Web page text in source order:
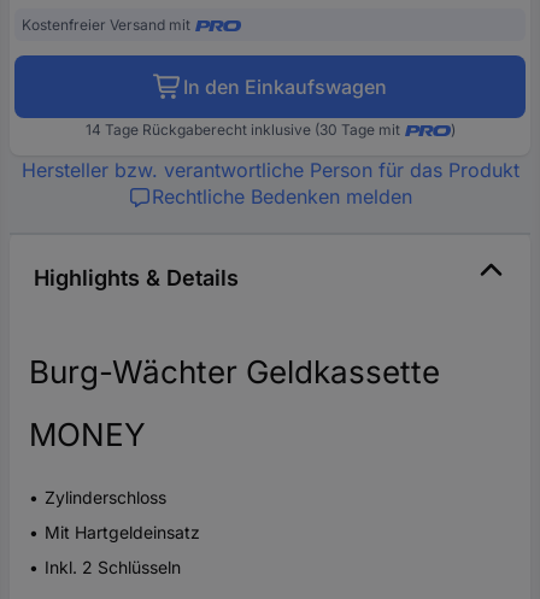
Kostenfreier Versand mit
In den Einkaufswagen
14 Tage Rückgaberecht inklusive (30 Tage mit )
Hersteller bzw. verantwortliche Person für das Produkt
Rechtliche Bedenken melden
Highlights & Details
Burg-Wächter Geldkassette
MONEY
Zylinderschloss
Mit Hartgeldeinsatz
Inkl. 2 Schlüsseln